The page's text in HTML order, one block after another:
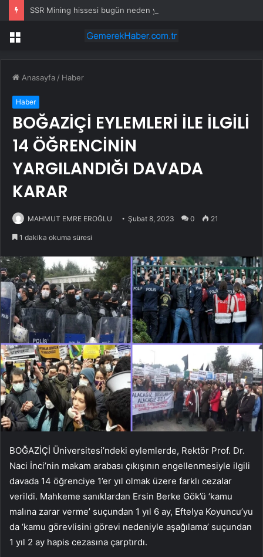
SSR Mining hissesi bugün neden yükseliyor?
Menü
Anasayfa / Haber
Haber
BOĞAZİÇİ EYLEMLERİ İLE İLGİLİ
14 ÖĞRENCİNİN
YARGILANDIĞI DAVADA
KARAR
MAHMUT EMRE EROĞLU Şubat 8, 2023 0 21
1 dakika okuma süresi
BOĞAZİÇİ Üniversitesi’ndeki eylemlerde, Rektör Prof. Dr.
Naci İnci’nin makam arabası çıkışının engellenmesiyle ilgili
davada 14 öğrenciye 1’er yıl olmak üzere farklı cezalar
verildi. Mahkeme sanıklardan Ersin Berke Gök’ü ‘kamu
malına zarar verme’ suçundan 1 yıl 6 ay, Eftelya Koyuncu’yu
da ‘kamu görevlisini görevi nedeniyle aşağılama’ suçundan
1 yıl 2 ay hapis cezasına çarptırdı.